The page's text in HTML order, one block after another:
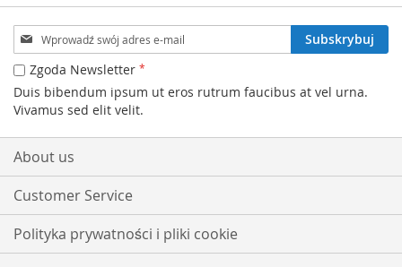
Subskrybuj
nasz
newsletter:
Subskrybuj
Zgoda Newsletter
Duis bibendum ipsum ut eros rutrum faucibus at vel urna.
Vivamus sed elit velit.
About us
Customer Service
Polityka prywatności i pliki cookie